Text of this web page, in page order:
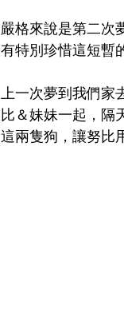
嚴格來說是第二次
有特別珍惜這短暫
上一次夢到我們家
比＆妹妹一起，隔
這兩隻狗，讓努比